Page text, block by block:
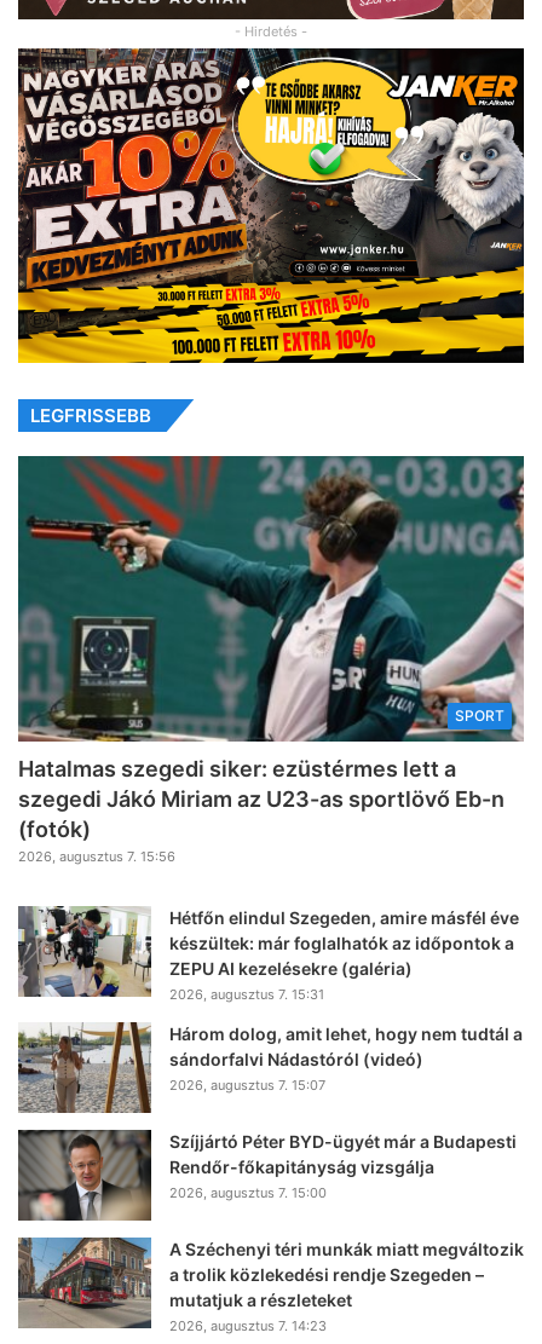
- Hirdetés -
LEGFRISSEBB
SPORT
Hatalmas szegedi siker: ezüstérmes lett a
szegedi Jákó Miriam az U23-as sportlövő Eb-n
(fotók)
2026, augusztus 7. 15:56
Hétfőn elindul Szegeden, amire másfél éve
készültek: már foglalhatók az időpontok a
ZEPU AI kezelésekre (galéria)
2026, augusztus 7. 15:31
Három dolog, amit lehet, hogy nem tudtál a
sándorfalvi Nádastóról (videó)
2026, augusztus 7. 15:07
Szíjjártó Péter BYD-ügyét már a Budapesti
Rendőr-főkapitányság vizsgálja
2026, augusztus 7. 15:00
A Széchenyi téri munkák miatt megváltozik
a trolik közlekedési rendje Szegeden –
mutatjuk a részleteket
2026, augusztus 7. 14:23